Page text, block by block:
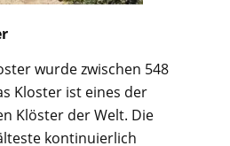
wurde zwischen 548
Kloster ist eines der
Klöster der Welt. Die
kontinuierlich